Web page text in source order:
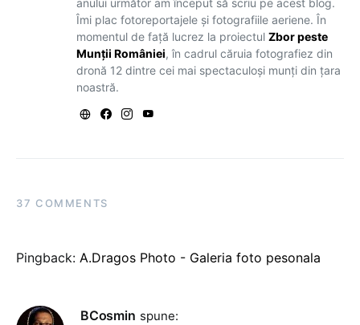
anului următor am început să scriu pe acest blog.
Îmi plac fotoreportajele și fotografiile aeriene. În
momentul de față lucrez la proiectul Zbor peste
Munții României, în cadrul căruia fotografiez din
dronă 12 dintre cei mai spectaculoși munți din țara
noastră.
37 COMMENTS
Pingback: A.Dragos Photo - Galeria foto pesonala
BCosmin spune: